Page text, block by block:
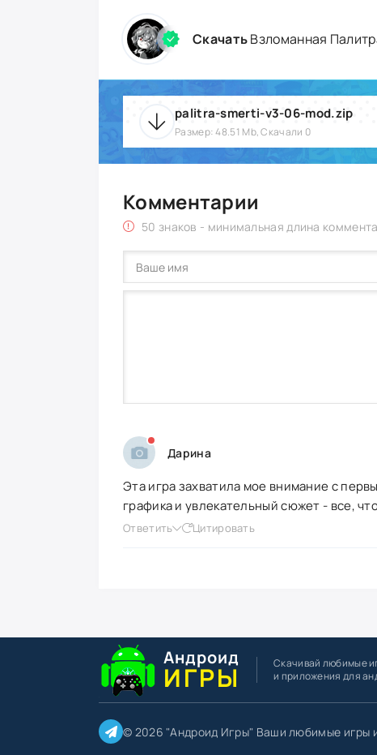
СкачатьВзломанная
palitra-smerti-v3-06-mod.zip
Размер: 48.51 Mb, Скачали 0
Комментарии
50 знаков - минимальная длина
Дарина
Эта игра захватила мое внимание с
графика и увлекательный сюжет - все,
Ответить Цитировать
Андроид
ИГРЫ
Скачивай любимые
и приложения для
© 2026 "Андроид Игры" Ваши любимые игры